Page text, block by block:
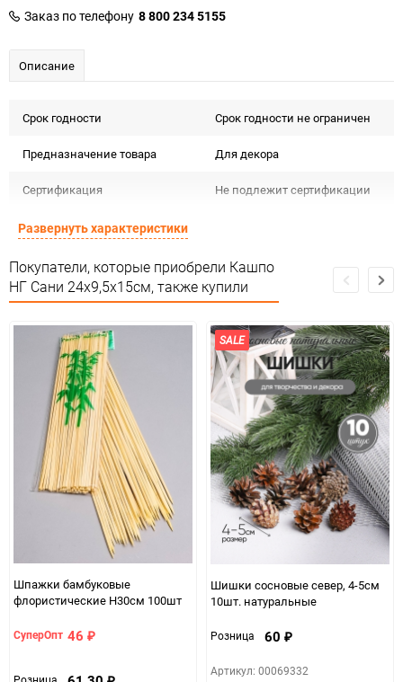
Заказ по телефону 8 800 234 5155
Описание
Срок годности Срок годности не ограничен
Предназначение товара Для декора
Сертификация Не подлежит сертификации
Особые условия
Минимальное количество 1
Единица измерения шт
Развернуть характеристики
Покупатели, которые приобрели Кашпо
НГ Сани 24х9,5х15см, также купили
Шпажки бамбуковые
флористические H30см 100шт
СуперОпт 46 ₽
SALE
Шишки сосновые север, 4-5см
10шт. натуральные
Розница 60 ₽
Артикул: 00069332